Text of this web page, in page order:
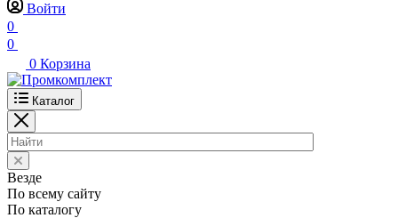
Войти
0
0
0 Корзина
Каталог
Везде
По всему сайту
По каталогу